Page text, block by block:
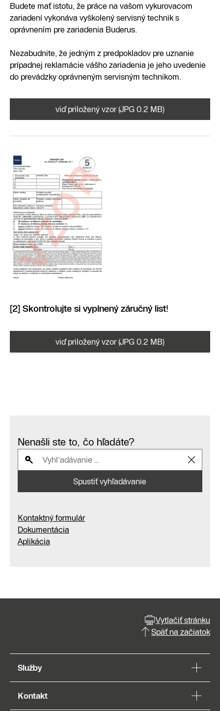
Budete mať istotu, že práce na vašom vykurovacom
zariadení vykonáva vyškolený servisný technik s
oprávnením pre zariadenia Buderus.
Nezabudnite, že jedným z predpokladov pre uznanie
prípadnej reklamácie vášho zariadenia je jeho uvedenie
do prevádzky oprávneným servisným technikom.
viď priložený vzor (JPG 0.2 MB)
[2] Skontrolujte si vyplnený záručný list!
viď priložený vzor (JPG 0.2 MB)
Nenašli ste to, čo hľadáte?
Spustiť vyhľadávanie
Kontaktný formulár
Dokumentácia
Aplikácia
Vytlačiť stránku
Späť na začiatok
Služby
Kontakt